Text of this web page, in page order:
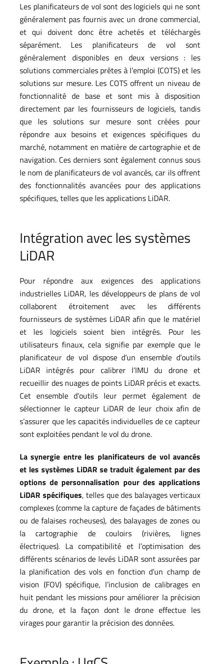
Les planificateurs de vol sont des logiciels qui ne sont
généralement pas fournis avec un drone commercial,
et qui doivent donc être achetés et téléchargés
séparément. Les planificateurs de vol sont
généralement disponibles en deux versions : les
solutions commerciales prêtes à l’emploi (COTS) et les
solutions sur mesure. Les COTS offrent un niveau de
fonctionnalité de base et sont mis à disposition
directement par les fournisseurs de logiciels, tandis
que les solutions sur mesure sont créées pour
répondre aux besoins et exigences spécifiques du
marché, notamment en matière de cartographie et de
navigation. Ces derniers sont également connus sous
le nom de planificateurs de vol avancés, car ils offrent
des fonctionnalités avancées pour des applications
spécifiques, telles que les applications LiDAR.
Intégration avec les systèmes
LiDAR
Pour répondre aux exigences des applications
industrielles LiDAR, les développeurs de plans de vol
collaborent étroitement avec les différents
fournisseurs de systèmes LiDAR afin que le matériel
et les logiciels soient bien intégrés. Pour les
utilisateurs finaux, cela signifie par exemple que le
planificateur de vol dispose d’un ensemble d’outils
LiDAR intégrés pour calibrer l’IMU du drone et
recueillir des nuages de points LiDAR précis et exacts.
Cet ensemble d’outils leur permet également de
sélectionner le capteur LiDAR de leur choix afin de
s’assurer que les capacités individuelles de ce capteur
sont exploitées pendant le vol du drone.
La synergie entre les planificateurs de vol avancés
et les systèmes LiDAR se traduit également par des
options de personnalisation pour des applications
LiDAR spécifiques, telles que des balayages verticaux
complexes (comme la capture de façades de bâtiments
ou de falaises rocheuses), des balayages de zones ou
la cartographie de couloirs (rivières, lignes
électriques). La compatibilité et l’optimisation des
différents scénarios de levés LiDAR sont assurées par
la planification des vols en fonction d’un champ de
vision (FOV) spécifique, l’inclusion de calibrages en
huit pendant les missions pour améliorer la précision
du drone, et la façon dont le drone effectue les
virages pour garantir la précision des données.